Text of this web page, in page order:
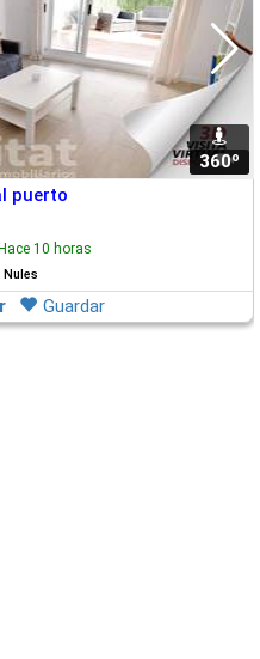
1
360º
puerto
Hace 10 horas
Nules
Guardar